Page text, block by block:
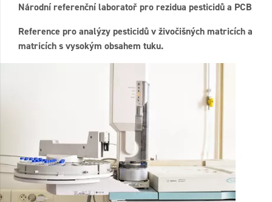
Národní referenční laboratoř pro rezidua pesticidů a PCB
Reference pro analýzy pesticidů v živočišných matricích a
matricích s vysokým obsahem tuku.